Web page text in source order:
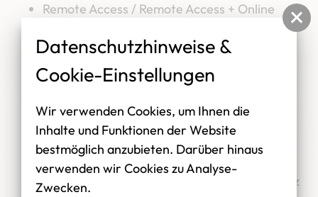
Remote Access / Remote Access + Online
Infotainmentsystem 13" Zoll
Navigationssystem
ApplecarPlay
AndroitAuto
Audiostreaming Bluetooth
Freisprechanlage über Bluetooth
Diebstahlalarmanlage, Innenraumüber-
wachung,Back-up-Horn und Abschleppschutz
Datenschutzhinweise &
Cookie-Einstellungen
Wir verwenden Cookies, um Ihnen die
Inhalte und Funktionen der Website
bestmöglich anzubieten. Darüber hinaus
verwenden wir Cookies zu Analyse-
Zwecken.